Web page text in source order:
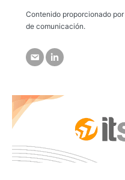
Contenido proporcionado
de comunicación.